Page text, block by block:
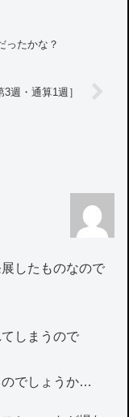
ったかな？
週・通算1週］
したものなので
しまうので
のでしょうか…